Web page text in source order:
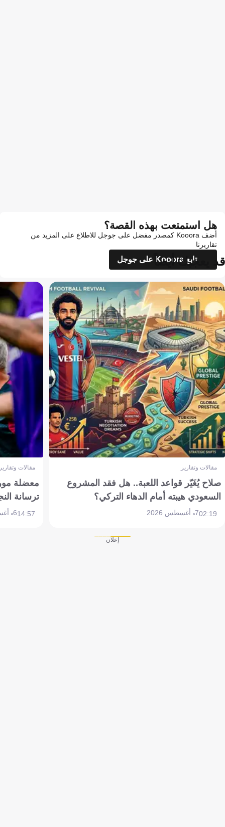
هل استمتعت بهذه القصة؟
أضف Kooora كمصدر مفضل على جوجل للاطلاع على المزيد من
تقاريرنا
تابع Kooora على جوجل
قد يعجبك أيضاً
مقالات وتقارير
صلاح يُغَيّر قواعد اللعبة.. هل فقد المشروع
السعودي هيبته أمام الدهاء التركي؟
02:197 أغسطس 2026
مقالات
معضلة
ترسانة
14:576 أغسطس 2026
إعلان